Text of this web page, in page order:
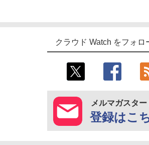
クラウド Watch をフォロ
メルマガスター
登録はこ